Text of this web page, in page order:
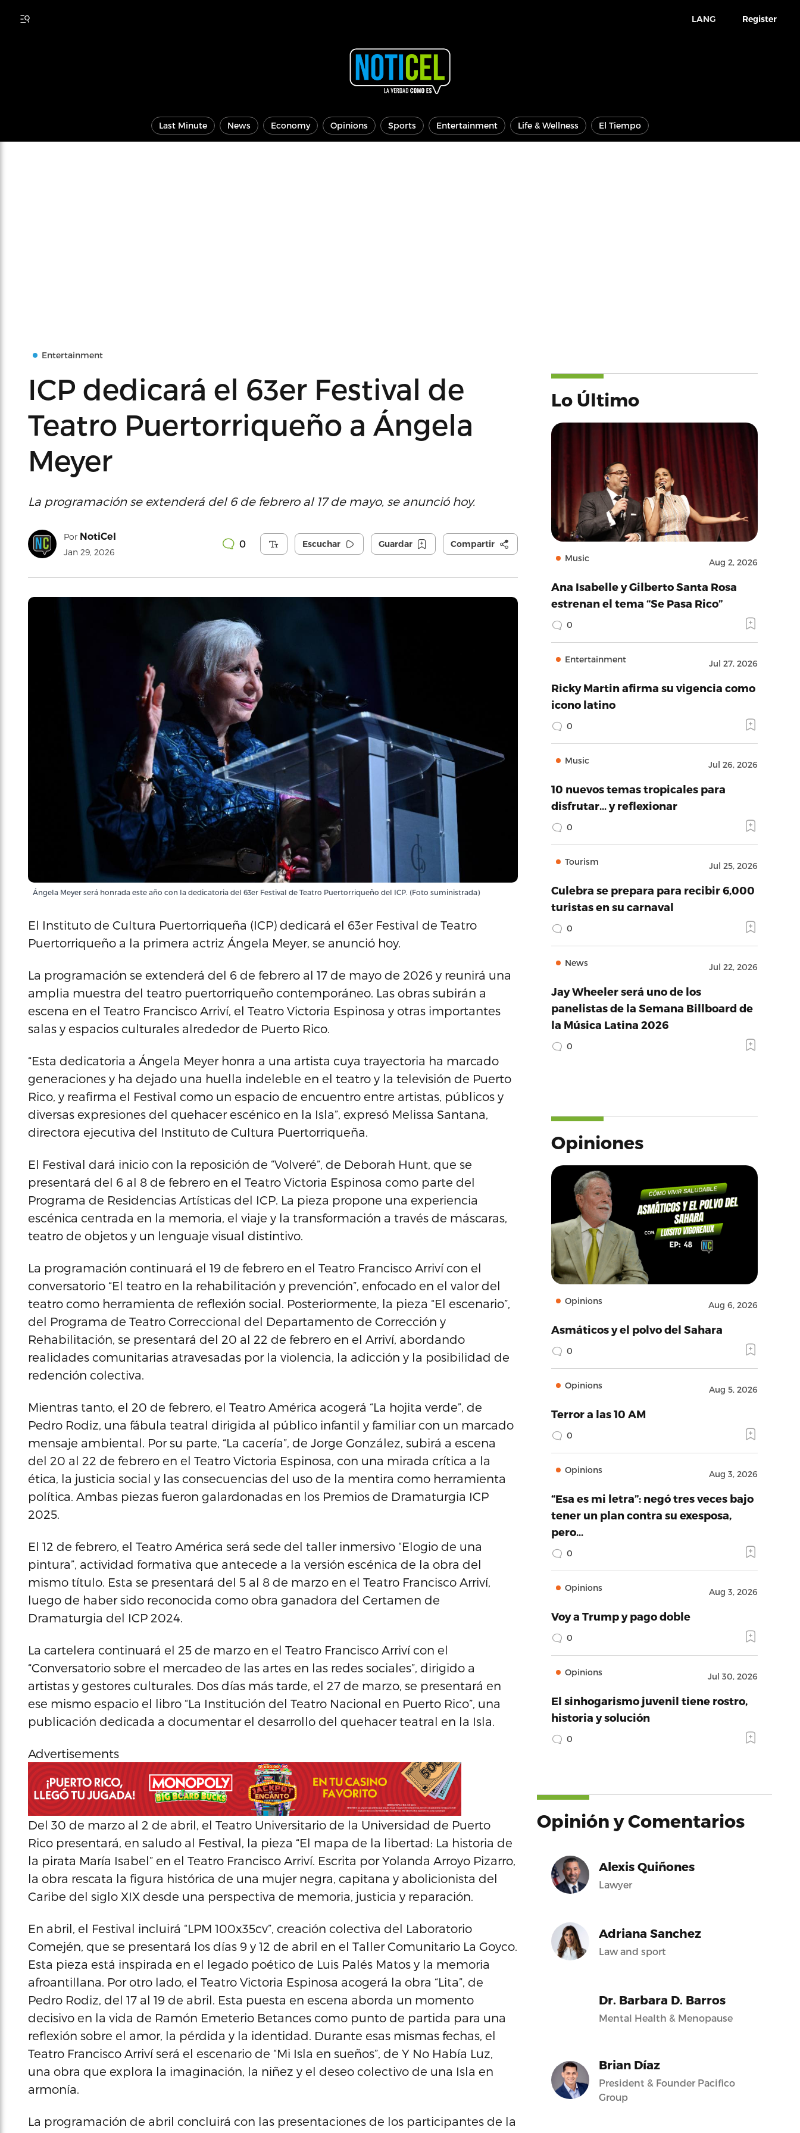
LANG Register
Last Minute News Economy Opinions Sports Entertainment Life & Wellness El Tiempo
Entertainment
ICP dedicará el 63er Festival de
Teatro Puertorriqueño a Ángela
Meyer
La programación se extenderá del 6 de febrero al 17 de mayo, se anunció hoy.
Por NotiCel
Jan 29, 2026
0 Escuchar Guardar Compartir
Ángela Meyer será honrada este año con la dedicatoria del 63er Festival de Teatro Puertorriqueño del ICP. (Foto suministrada)
El Instituto de Cultura Puertorriqueña (ICP) dedicará el 63er Festival de Teatro
Puertorriqueño a la primera actriz Ángela Meyer, se anunció hoy.
La programación se extenderá del 6 de febrero al 17 de mayo de 2026 y reunirá una
amplia muestra del teatro puertorriqueño contemporáneo. Las obras subirán a
escena en el Teatro Francisco Arriví, el Teatro Victoria Espinosa y otras importantes
salas y espacios culturales alrededor de Puerto Rico.
“Esta dedicatoria a Ángela Meyer honra a una artista cuya trayectoria ha marcado
generaciones y ha dejado una huella indeleble en el teatro y la televisión de Puerto
Rico, y reafirma el Festival como un espacio de encuentro entre artistas, públicos y
diversas expresiones del quehacer escénico en la Isla”, expresó Melissa Santana,
directora ejecutiva del Instituto de Cultura Puertorriqueña.
El Festival dará inicio con la reposición de “Volveré”, de Deborah Hunt, que se
presentará del 6 al 8 de febrero en el Teatro Victoria Espinosa como parte del
Programa de Residencias Artísticas del ICP. La pieza propone una experiencia
escénica centrada en la memoria, el viaje y la transformación a través de máscaras,
teatro de objetos y un lenguaje visual distintivo.
La programación continuará el 19 de febrero en el Teatro Francisco Arriví con el
conversatorio “El teatro en la rehabilitación y prevención”, enfocado en el valor del
teatro como herramienta de reflexión social. Posteriormente, la pieza “El escenario”,
del Programa de Teatro Correccional del Departamento de Corrección y
Rehabilitación, se presentará del 20 al 22 de febrero en el Arriví, abordando
realidades comunitarias atravesadas por la violencia, la adicción y la posibilidad de
redención colectiva.
Mientras tanto, el 20 de febrero, el Teatro América acogerá “La hojita verde”, de
Pedro Rodiz, una fábula teatral dirigida al público infantil y familiar con un marcado
mensaje ambiental. Por su parte, “La cacería”, de Jorge González, subirá a escena
del 20 al 22 de febrero en el Teatro Victoria Espinosa, con una mirada crítica a la
ética, la justicia social y las consecuencias del uso de la mentira como herramienta
política. Ambas piezas fueron galardonadas en los Premios de Dramaturgia ICP
2025.
El 12 de febrero, el Teatro América será sede del taller inmersivo “Elogio de una
pintura”, actividad formativa que antecede a la versión escénica de la obra del
mismo título. Esta se presentará del 5 al 8 de marzo en el Teatro Francisco Arriví,
luego de haber sido reconocida como obra ganadora del Certamen de
Dramaturgia del ICP 2024.
La cartelera continuará el 25 de marzo en el Teatro Francisco Arriví con el
“Conversatorio sobre el mercadeo de las artes en las redes sociales”, dirigido a
artistas y gestores culturales. Dos días más tarde, el 27 de marzo, se presentará en
ese mismo espacio el libro “La Institución del Teatro Nacional en Puerto Rico”, una
publicación dedicada a documentar el desarrollo del quehacer teatral en la Isla.
Advertisements
Del 30 de marzo al 2 de abril, el Teatro Universitario de la Universidad de Puerto
Rico presentará, en saludo al Festival, la pieza “El mapa de la libertad: La historia de
la pirata María Isabel” en el Teatro Francisco Arriví. Escrita por Yolanda Arroyo Pizarro,
la obra rescata la figura histórica de una mujer negra, capitana y abolicionista del
Caribe del siglo XIX desde una perspectiva de memoria, justicia y reparación.
En abril, el Festival incluirá “LPM 100x35cv”, creación colectiva del Laboratorio
Comején, que se presentará los días 9 y 12 de abril en el Taller Comunitario La Goyco.
Esta pieza está inspirada en el legado poético de Luis Palés Matos y la memoria
afroantillana. Por otro lado, el Teatro Victoria Espinosa acogerá la obra “Lita”, de
Pedro Rodiz, del 17 al 19 de abril. Esta puesta en escena aborda un momento
decisivo en la vida de Ramón Emeterio Betances como punto de partida para una
reflexión sobre el amor, la pérdida y la identidad. Durante esas mismas fechas, el
Teatro Francisco Arriví será el escenario de “Mi Isla en sueños”, de Y No Había Luz,
una obra que explora la imaginación, la niñez y el deseo colectivo de una Isla en
armonía.
La programación de abril concluirá con las presentaciones de los participantes de la
Lo Último
Music Aug 2, 2026
Ana Isabelle y Gilberto Santa Rosa
estrenan el tema “Se Pasa Rico”
0
Entertainment Jul 27, 2026
Ricky Martin afirma su vigencia como
icono latino
0
Music Jul 26, 2026
10 nuevos temas tropicales para
disfrutar… y reflexionar
0
Tourism Jul 25, 2026
Culebra se prepara para recibir 6,000
turistas en su carnaval
0
News Jul 22, 2026
Jay Wheeler será uno de los
panelistas de la Semana Billboard de
la Música Latina 2026
0
Opiniones
Opinions Aug 6, 2026
Asmáticos y el polvo del Sahara
0
Opinions Aug 5, 2026
Terror a las 10 AM
0
Opinions Aug 3, 2026
“Esa es mi letra”: negó tres veces bajo
tener un plan contra su exesposa,
pero…
0
Opinions Aug 3, 2026
Voy a Trump y pago doble
0
Opinions Jul 30, 2026
El sinhogarismo juvenil tiene rostro,
historia y solución
0
Opinión y Comentarios
Alexis Quiñones
Lawyer
Adriana Sanchez
Law and sport
Dr. Barbara D. Barros
Mental Health & Menopause
Brian Díaz
President & Founder Pacifico
Group